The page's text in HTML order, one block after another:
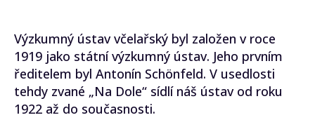
Výzkumný ústav včelařský byl založen v roce
1919 jako státní výzkumný ústav. Jeho prvním
ředitelem byl Antonín Schönfeld. V usedlosti
tehdy zvané „Na Dole“ sídlí náš ústav od roku
1922 až do současnosti.